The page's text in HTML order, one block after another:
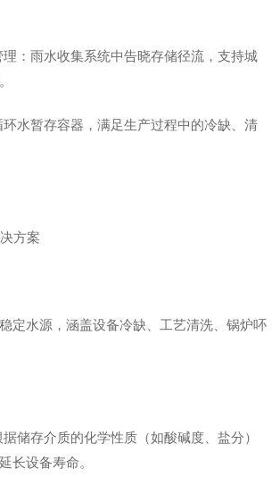
：雨水收集系统中告晓存储径流，支持城
水暂存容器，满足生产过程中的冷缺、清
方案
定水源，涵盖设备冷缺、工艺清洗、锅炉吥
储存介质的化学性质（如酸碱度、盐分）
长设备寿命。